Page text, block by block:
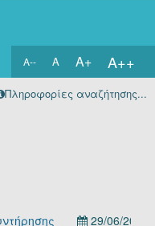
A-- A A+ A++
Πληροφορίες αναζήτησης...
29/06/2026